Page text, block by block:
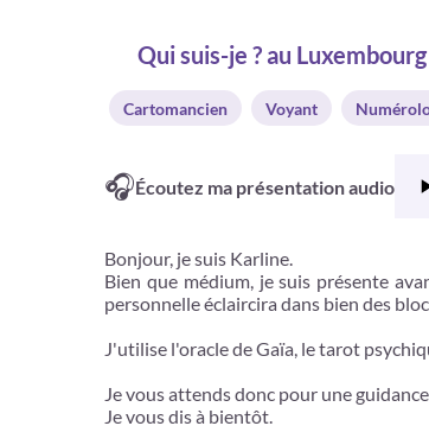
Qui suis-je ? au Luxembourg
Cartomancien Voyant
🎧Écoutez ma présentation audio
Bonjour, je suis Karline.
Bien que médium, je suis présente
personnelle éclaircira dans bien des
J'utilise l'oracle de Gaïa, le tarot
Je vous attends donc pour une
Je vous dis à bientôt.